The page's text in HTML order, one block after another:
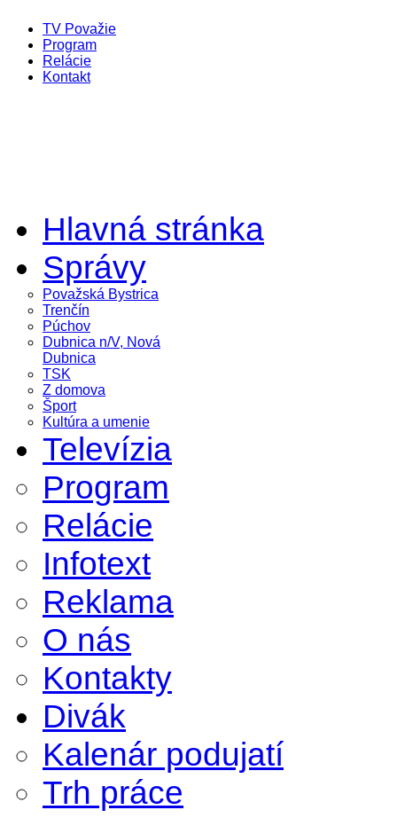
TV Považie
Program
Relácie
Kontakt
Hlavná stránka
Správy
Považská Bystrica
Trenčín
Púchov
Dubnica n/V, Nová
Dubnica
TSK
Z domova
Šport
Kultúra a umenie
Televízia
Program
Relácie
Infotext
Reklama
O nás
Kontakty
Divák
Kalenár podujatí
Trh práce